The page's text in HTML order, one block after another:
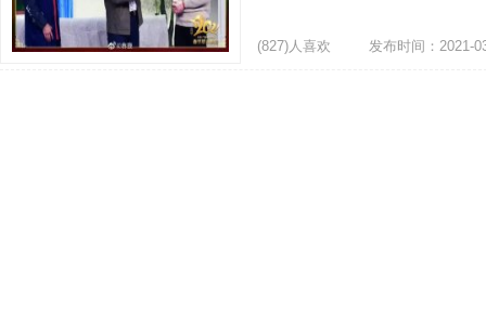
(827)人喜欢
发布时间：2021-